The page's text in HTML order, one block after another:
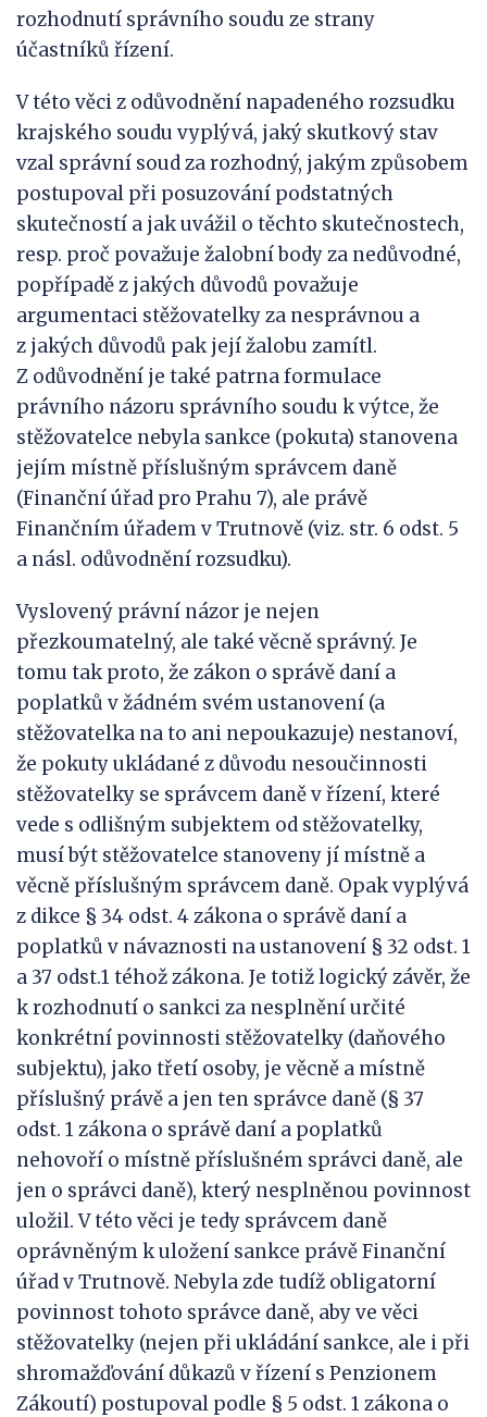
rozhodnutí správního soudu ze strany
účastníků řízení.
V této věci z odůvodnění napadeného rozsudku
krajského soudu vyplývá, jaký skutkový stav
vzal správní soud za rozhodný, jakým způsobem
postupoval při posuzování podstatných
skutečností a jak uvážil o těchto skutečnostech,
resp. proč považuje žalobní body za nedůvodné,
popřípadě z jakých důvodů považuje
argumentaci stěžovatelky za nesprávnou a
z jakých důvodů pak její žalobu zamítl.
Z odůvodnění je také patrna formulace
právního názoru správního soudu k výtce, že
stěžovatelce nebyla sankce (pokuta) stanovena
jejím místně příslušným správcem daně
(Finanční úřad pro Prahu 7), ale právě
Finančním úřadem v Trutnově (viz. str. 6 odst. 5
a násl. odůvodnění rozsudku).
Vyslovený právní názor je nejen
přezkoumatelný, ale také věcně správný. Je
tomu tak proto, že zákon o správě daní a
poplatků v žádném svém ustanovení (a
stěžovatelka na to ani nepoukazuje) nestanoví,
že pokuty ukládané z důvodu nesoučinnosti
stěžovatelky se správcem daně v řízení, které
vede s odlišným subjektem od stěžovatelky,
musí být stěžovatelce stanoveny jí místně a
věcně příslušným správcem daně. Opak vyplývá
z dikce § 34 odst. 4 zákona o správě daní a
poplatků v návaznosti na ustanovení § 32 odst. 1
a 37 odst.1 téhož zákona. Je totiž logický závěr, že
k rozhodnutí o sankci za nesplnění určité
konkrétní povinnosti stěžovatelky (daňového
subjektu), jako třetí osoby, je věcně a místně
příslušný právě a jen ten správce daně (§ 37
odst. 1 zákona o správě daní a poplatků
nehovoří o místně příslušném správci daně, ale
jen o správci daně), který nesplněnou povinnost
uložil. V této věci je tedy správcem daně
oprávněným k uložení sankce právě Finanční
úřad v Trutnově. Nebyla zde tudíž obligatorní
povinnost tohoto správce daně, aby ve věci
stěžovatelky (nejen při ukládání sankce, ale i při
shromažďování důkazů v řízení s Penzionem
Zákoutí) postupoval podle § 5 odst. 1 zákona o